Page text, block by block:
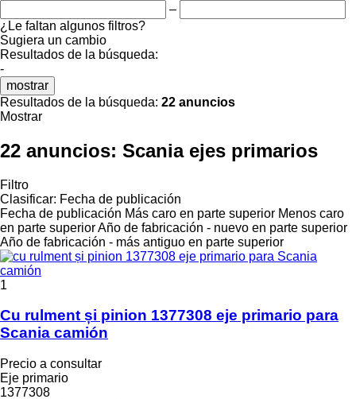
–
¿Le faltan algunos filtros?
Sugiera un cambio
Resultados de la búsqueda:
-
mostrar
Resultados de la búsqueda: 22 anuncios
Mostrar
22 anuncios: Scania ejes primarios
Filtro
Clasificar: Fecha de publicación
Fecha de publicación Más caro en parte superior Menos caro
en parte superiorAño de fabricación - nuevo en parte superior
Año de fabricación - más antiguo en parte superior
1
Cu rulment și pinion 1377308 eje primario para
Scania camión
Precio a consultar
Eje primario
1377308